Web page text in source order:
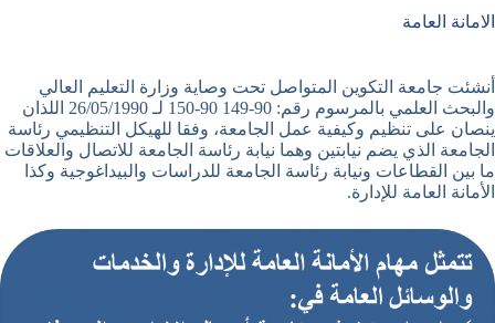
الامانة العامة
أنشئت جامعة التكوين المتواصل تحت وصاية وزارة التعليم العالي
والبحث العلمي بالمرسوم رقم: 90-149 90-150 لـ 26/05/1990 اللذان
ينصان على تنظيم وكيفية عمل الجامعة، وفقا للهيكل التنظيمي رئاسة
الجامعة الذي يضم نيابتين وهما نيابة رئاسة الجامعة للاتصال والعلاقات
ما بين القطاعات ونيابة رئاسة الجامعة للدراسات والبيداغوجية وكذا
الأمانة العامة للإدارة.